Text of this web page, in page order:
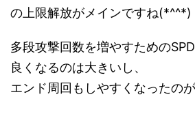
の上限解放がメインですね(*^^*)
多段攻撃回数を増やすための
良くなるのは大きいし、
エンド周回もしやすくなったの